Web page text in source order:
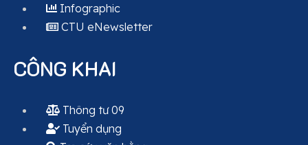
Infographic
CTU eNewsletter
CÔNG KHAI
Thông tư 09
Tuyển dụng